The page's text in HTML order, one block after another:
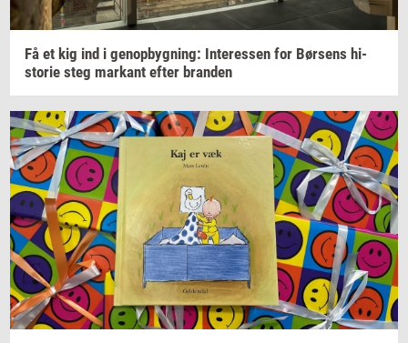
Få et kig ind i genop­byg­ning: In­ter­es­sen for Bør­sens hi­
sto­rie steg mar­kant efter bran­den